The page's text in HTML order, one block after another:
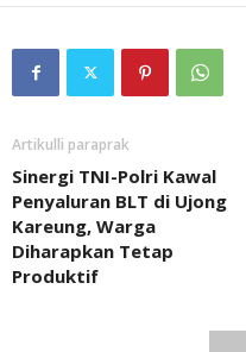
Artikulli paraprak
Sinergi TNI-Polri Kawal
Penyaluran BLT di Ujong
Kareung, Warga
Diharapkan Tetap
Produktif